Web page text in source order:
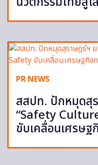
PR NEWS
สสปท. ปักหมุดสุ
“Safety
ขับเคลื่อนเศรษฐ